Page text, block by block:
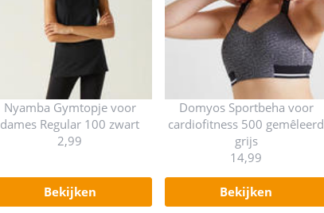
Nyamba Gymtopje voor
dames Regular 100 zwart
2,99
bekijken
Domyos Sportbeha voor
cardiofitness 500 gemêleerd
grijs
14,99
bekijken